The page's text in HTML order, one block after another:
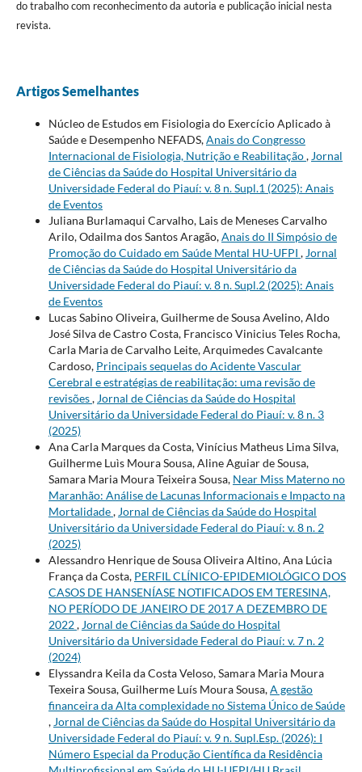
do trabalho com reconhecimento da autoria e publicação inicial nesta
revista.
Artigos Semelhantes
Núcleo de Estudos em Fisiologia do Exercício Aplicado à
Saúde e Desempenho NEFADS,Anais do Congresso
Internacional de Fisiologia, Nutrição e Reabilitação, Jornal
de Ciências da Saúde do Hospital Universitário da
Universidade Federal do Piauí: v. 8 n. Supl.1 (2025): Anais
de Eventos
Juliana Burlamaqui Carvalho, Lais de Meneses Carvalho
Arilo, Odailma dos Santos Aragão,Anais do II Simpósio de
Promoção do Cuidado em Saúde Mental HU-UFPI , Jornal
de Ciências da Saúde do Hospital Universitário da
Universidade Federal do Piauí: v. 8 n. Supl.2 (2025): Anais
de Eventos
Lucas Sabino Oliveira, Guilherme de Sousa Avelino, Aldo
José Silva de Castro Costa, Francisco Vinicius Teles Rocha,
Carla Maria de Carvalho Leite, Arquimedes Cavalcante
Cardoso, Principais sequelas do Acidente Vascular
Cerebral e estratégias de reabilitação: uma revisão de
revisões, Jornal de Ciências da Saúde do Hospital
Universitário da Universidade Federal do Piauí: v. 8 n. 3
(2025)
Ana Carla Marques da Costa, Vinícius Matheus Lima Silva,
Guilherme Luìs Moura Sousa, Aline Aguiar de Sousa,
Samara Maria Moura Teixeira Sousa, Near Miss Materno no
Maranhão: Análise de Lacunas Informacionais e Impacto na
Mortalidade, Jornal de Ciências da Saúde do Hospital
Universitário da Universidade Federal do Piauí: v. 8 n. 2
(2025)
Alessandro Henrique de Sousa Oliveira Altino, Ana Lúcia
França da Costa, PERFIL CLÍNICO-EPIDEMIOLÓGICO DOS
CASOS DE HANSENÍASE NOTIFICADOS EM TERESINA,
NO PERÍODO DE JANEIRO DE 2017 A DEZEMBRO DE
2022, Jornal de Ciências da Saúde do Hospital
Universitário da Universidade Federal do Piauí: v. 7 n. 2
(2024)
Elyssandra Keila da Costa Veloso, Samara Maria Moura
Texeira Sousa, Guilherme Luís Moura Sousa,A gestão
financeira da Alta complexidade no Sistema Único de Saúde
, Jornal de Ciências da Saúde do Hospital Universitário da
Universidade Federal do Piauí: v. 9 n. Supl.Esp. (2026): I
Número Especial da Produção Científica da Residência